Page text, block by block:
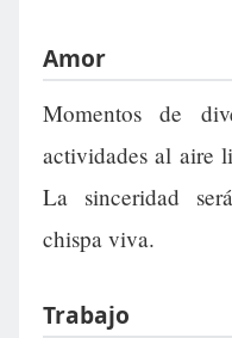
Amor
Momentos de
actividades al aire
La sinceridad
chispa viva.
Trabajo